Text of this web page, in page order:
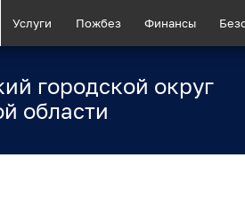
Услуги Пожбез Финансы
городской округ
области